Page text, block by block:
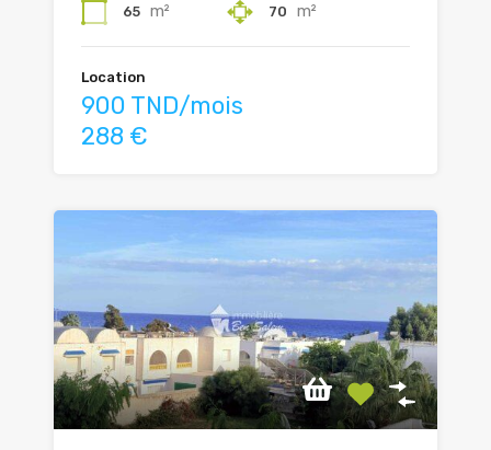
65 m² 70 m²
Location
900 TND/mois
288 €